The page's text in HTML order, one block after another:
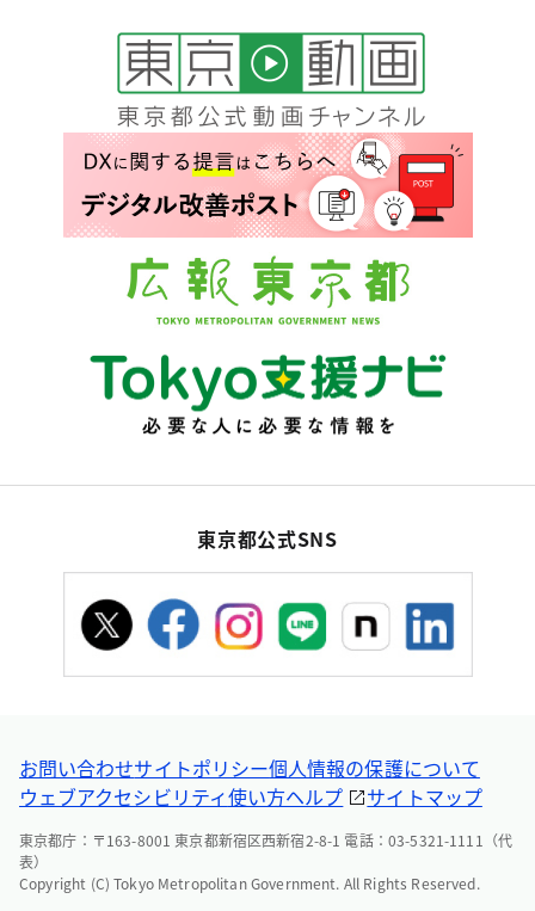
東京都公式SNS
お問い合わせサイトポリシー個人情報の保護について
ウェブアクセシビリティ使い方ヘルプ サイトマップ
東京都庁：〒163-8001 東京都新宿区西新宿2-8-1 電話：03-5321-1111（代
表）
Copyright (C) Tokyo Metropolitan Government. All Rights Reserved.